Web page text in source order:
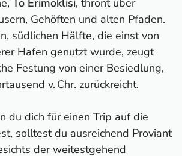
Gehöften und alten Pfaden.
südlichen Hälfte, die einst von
Hafen genutzt wurde, zeugt
Festung von einer Besiedlung,
v. Chr. zurückreicht.
du dich für einen Trip auf die
solltest du ausreichend Proviant
der weitestgehend